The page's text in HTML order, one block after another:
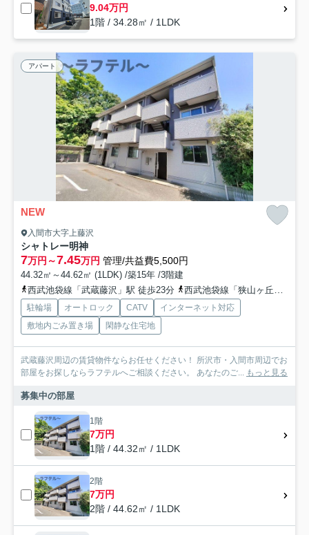
9.04万円
1階 / 34.28㎡ / 1LDK
アパート
NEW
入間市大字上藤沢
シャトレー明神
7万円～7.45万円 管理/共益費5,500円
44.32㎡～44.62㎡ (1LDK) /築15年 /3階建
西武池袋線「武蔵藤沢」駅 徒歩23分
西武池袋線「狭山ヶ丘」駅 徒歩29分
駐輪場 オートロック CATV
インターネット対応
敷地内ごみ置き場
閑静な住宅地
武蔵藤沢周辺の賃貸物件ならお任せください！ 所沢市・入間市周辺でお
部屋をお探しならラフテルへご相談ください。 あなたのご...
もっと見る
募集中の部屋
1階
7万円
1階 / 44.32㎡ / 1LDK
2階
7万円
2階 / 44.62㎡ / 1LDK